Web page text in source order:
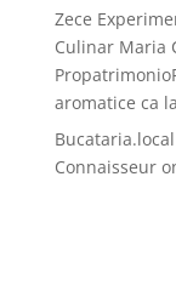
Zece
Culinar Maria
aromatice ca
Connaisseur